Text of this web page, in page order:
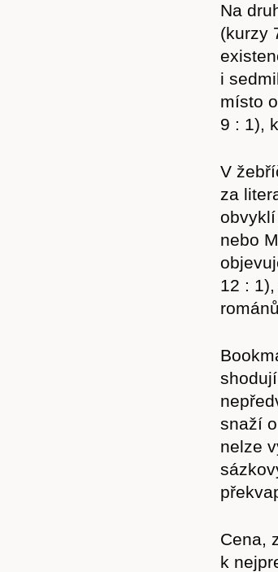
Na
(kurzy
i
místo
9 : 1),
V
za
nebo
12 :
snaží
nelze
Cena,
k